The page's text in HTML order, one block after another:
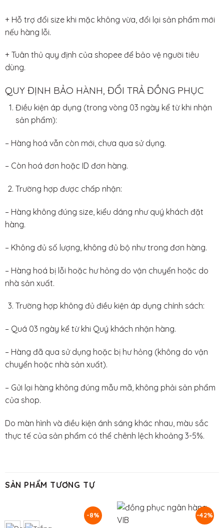
+ Hỗ trợ đổi size khi mặc không vừa, đổi lại sản phẩm mới
nếu hàng lỗi.
+ Tuân thủ quy định của shopee để bảo vệ người tiêu
dùng.
QUY ĐỊNH BẢO HÀNH, ĐỔI TRẢ ĐỒNG PHỤC
Điều kiện áp dụng (trong vòng 03 ngày kể từ khi nhận
sản phẩm):
– Hàng hoá vẫn còn mới, chưa qua sử dụng.
– Còn hoá đơn hoặc ID đơn hàng.
Trường hợp được chấp nhận:
– Hàng không đúng size, kiểu dáng như quý khách đặt
hàng.
– Không đủ số lượng, không đủ bộ như trong đơn hàng.
– Hàng hoá bị lỗi hoặc hư hỏng do vận chuyển hoặc do
nhà sản xuất.
Trường hợp không đủ điều kiện áp dụng chính sách:
– Quá 03 ngày kể từ khi Quý khách nhận hàng.
– Hàng đã qua sử dụng hoặc bị hư hỏng (không do vận
chuyển hoặc nhà sản xuất).
– Gửi lại hàng không đúng mẫu mã, không phải sản phẩm
của shop.
Do màn hình và điều kiện ánh sáng khác nhau, màu sắc
thực tế của sản phẩm có thể chênh lệch khoảng 3-5%.
SẢN PHẨM TƯƠNG TỰ
-8% -42%